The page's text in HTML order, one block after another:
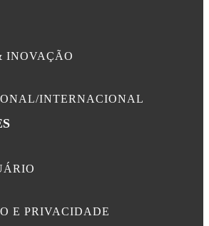
INOVAÇÃO
INTERNACIONAL
E PRIVACIDADE